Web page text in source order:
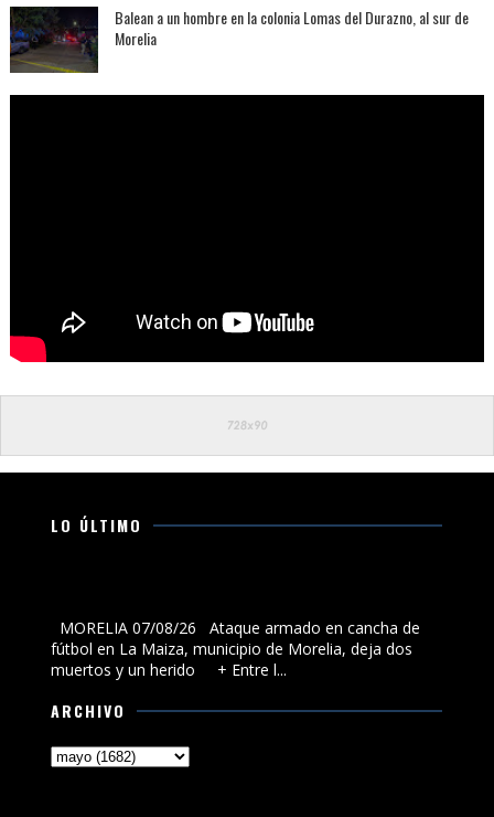
Balean a un hombre en la colonia Lomas del Durazno, al sur de
Morelia
LO ÚLTIMO
MORELIA 07/08/26 Ataque armado en cancha de
fútbol en La Maiza, municipio de Morelia, deja dos
muertos y un herido + Entre l...
ARCHIVO